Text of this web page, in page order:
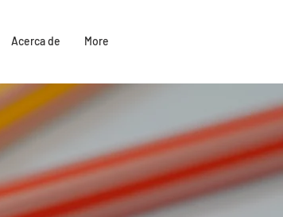
Acerca de More